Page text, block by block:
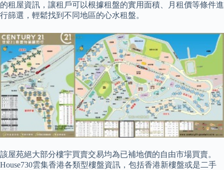
的租屋資訊，讓租戶可以根據租盤的實用面積、月租價等條件進
行篩選，輕鬆找到不同地區的心水租盤。
該屋苑絕大部分樓宇買賣交易均為已補地價的自由市場買賣。
House730雲集香港各類型樓盤資訊，包括香港新樓盤或是二手